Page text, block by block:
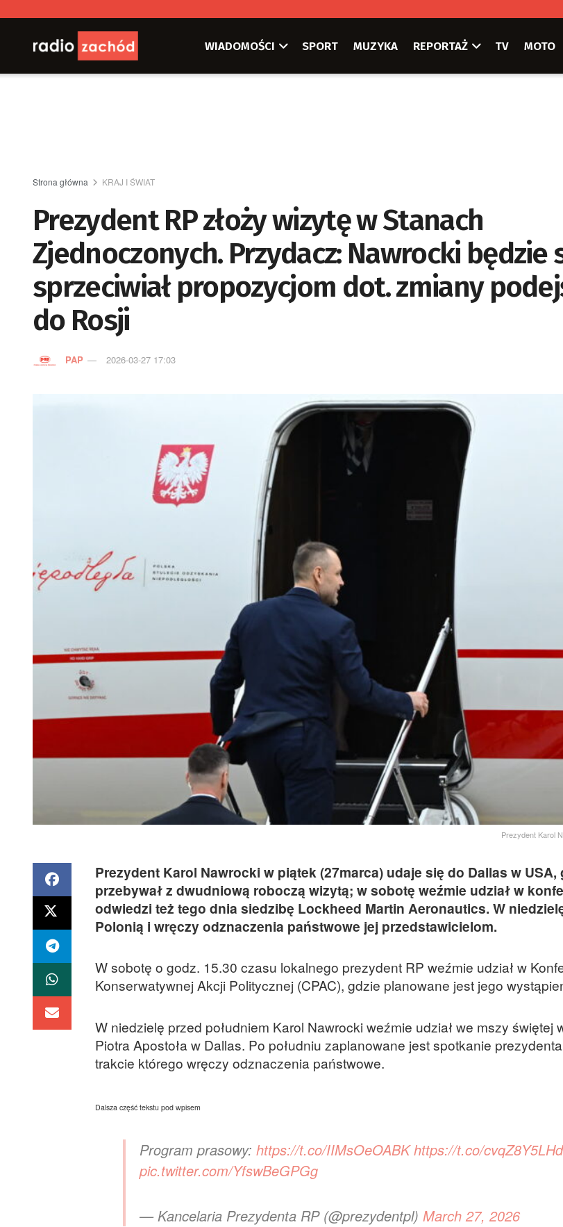
WIADOMOŚCI SPORT MUZYKA REPORTAŻ TV MOTO
Strona główna KRAJ I ŚWIAT
Prezydent RP złoży wizytę w Stanach
Zjednoczonych. Przydacz: Nawrocki będzie
sprzeciwiał propozycjom dot. zmiany
do Rosji
PAP 2026-03-27 17:03
Prezydent Karol
Prezydent Karol Nawrocki w piątek (27marca) udaje się do Dallas w USA,
przebywał z dwudniową roboczą wizytą; w sobotę weźmie udział w
odwiedzi też tego dnia siedzibę Lockheed Martin Aeronautics. W
Polonią i wręczy odznaczenia państwowe jej przedstawicielom.
W sobotę o godz. 15.30 czasu lokalnego prezydent RP weźmie udział w
Konserwatywnej Akcji Politycznej (CPAC), gdzie planowane jest jego
W niedzielę przed południem Karol Nawrocki weźmie udział we mszy świętej
Piotra Apostoła w Dallas. Po południu zaplanowane jest spotkanie
trakcie którego wręczy odznaczenia państwowe.
Dalsza część tekstu pod wpisem
Program prasowy: https://t.co/IIMsOeOABK https://t.co/cvqZ8Y5LHd
pic.twitter.com/YfswBeGPGg
— Kancelaria Prezydenta RP (@prezydentpl) March 27, 2026